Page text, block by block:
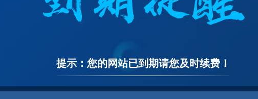
提示：您的网站已到期请您及时续费！